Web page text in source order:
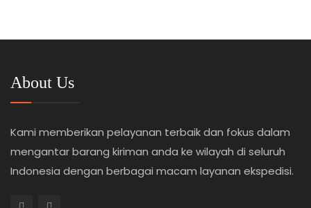
About Us
Kami memberikan pelayanan terbaik dan fokus dalam
mengantar barang kiriman anda ke wilayah di seluruh
Indonesia dengan berbagai macam layanan ekspedisi.